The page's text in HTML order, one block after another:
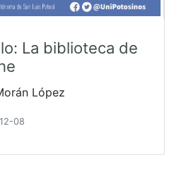
La biblioteca de
López
08